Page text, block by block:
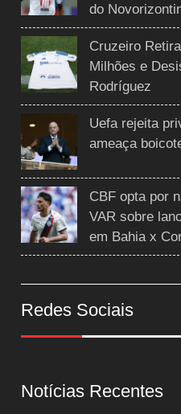
do
Cruzeiro
Milhões e
Rodríguez
Uefa rejeita
ameaça
CBF opta por
VAR sobre
em Bahia x
Redes Sociais
Notícias Recentes